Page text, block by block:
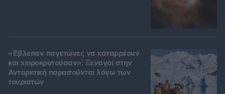
«Έβλεπαν παγετώνες να καταρρέουν
και χειροκροτούσαν»: Ξεναγοί στην
Ανταρκτική παραιτούνται λόγω των
τουριστών